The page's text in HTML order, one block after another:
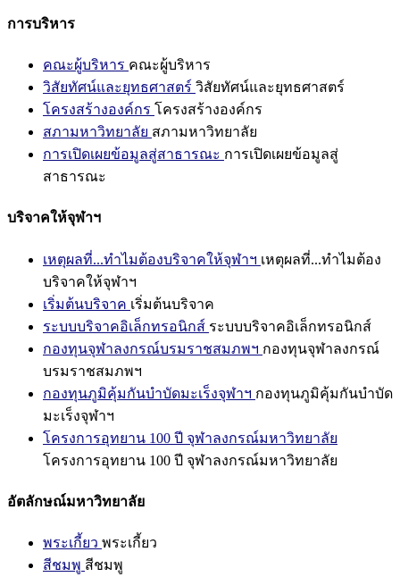
การบริหาร
คณะผู้บริหาร คณะผู้บริหาร
วิสัยทัศน์และยุทธศาสตร์ วิสัยทัศน์และยุทธศาสตร์
โครงสร้างองค์กร โครงสร้างองค์กร
สภามหาวิทยาลัย สภามหาวิทยาลัย
การเปิดเผยข้อมูลสู่สาธารณะ การเปิดเผยข้อมูลสู่
สาธารณะ
บริจาคให้จุฬาฯ
เหตุผลที่...ทำไมต้องบริจาคให้จุฬาฯ เหตุผลที่...ทำไมต้อง
บริจาคให้จุฬาฯ
เริ่มต้นบริจาค เริ่มต้นบริจาค
ระบบบริจาคอิเล็กทรอนิกส์ ระบบบริจาคอิเล็กทรอนิกส์
กองทุนจุฬาลงกรณ์บรมราชสมภพฯ กองทุนจุฬาลงกรณ์
บรมราชสมภพฯ
กองทุนภูมิคุ้มกันบำบัดมะเร็งจุฬาฯ กองทุนภูมิคุ้มกันบำบัด
มะเร็งจุฬาฯ
โครงการอุทยาน 100 ปี จุฬาลงกรณ์มหาวิทยาลัย
โครงการอุทยาน 100 ปี จุฬาลงกรณ์มหาวิทยาลัย
อัตลักษณ์มหาวิทยาลัย
พระเกี้ยว พระเกี้ยว
สีชมพู สีชมพู